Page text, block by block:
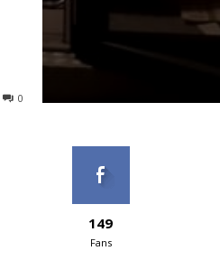
0
149
Fans